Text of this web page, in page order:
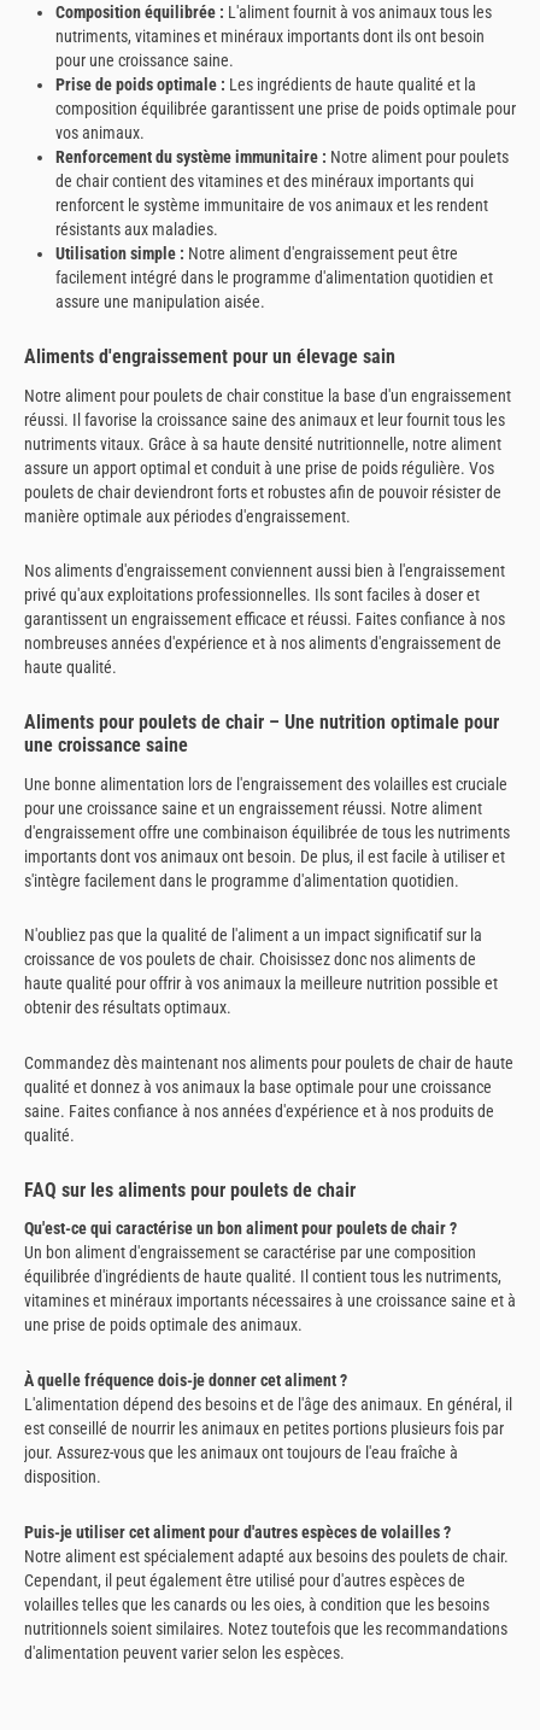
Composition équilibrée : L'aliment fournit à vos animaux tous les
nutriments, vitamines et minéraux importants dont ils ont besoin
pour une croissance saine.
Prise de poids optimale : Les ingrédients de haute qualité et la
composition équilibrée garantissent une prise de poids optimale pour
vos animaux.
Renforcement du système immunitaire : Notre aliment pour poulets
de chair contient des vitamines et des minéraux importants qui
renforcent le système immunitaire de vos animaux et les rendent
résistants aux maladies.
Utilisation simple : Notre aliment d'engraissement peut être
facilement intégré dans le programme d'alimentation quotidien et
assure une manipulation aisée.
Aliments d'engraissement pour un élevage sain
Notre aliment pour poulets de chair constitue la base d'un engraissement
réussi. Il favorise la croissance saine des animaux et leur fournit tous les
nutriments vitaux. Grâce à sa haute densité nutritionnelle, notre aliment
assure un apport optimal et conduit à une prise de poids régulière. Vos
poulets de chair deviendront forts et robustes afin de pouvoir résister de
manière optimale aux périodes d'engraissement.
Nos aliments d'engraissement conviennent aussi bien à l'engraissement
privé qu'aux exploitations professionnelles. Ils sont faciles à doser et
garantissent un engraissement efficace et réussi. Faites confiance à nos
nombreuses années d'expérience et à nos aliments d'engraissement de
haute qualité.
Aliments pour poulets de chair – Une nutrition optimale pour
une croissance saine
Une bonne alimentation lors de l'engraissement des volailles est cruciale
pour une croissance saine et un engraissement réussi. Notre aliment
d'engraissement offre une combinaison équilibrée de tous les nutriments
importants dont vos animaux ont besoin. De plus, il est facile à utiliser et
s'intègre facilement dans le programme d'alimentation quotidien.
N'oubliez pas que la qualité de l'aliment a un impact significatif sur la
croissance de vos poulets de chair. Choisissez donc nos aliments de
haute qualité pour offrir à vos animaux la meilleure nutrition possible et
obtenir des résultats optimaux.
Commandez dès maintenant nos aliments pour poulets de chair de haute
qualité et donnez à vos animaux la base optimale pour une croissance
saine. Faites confiance à nos années d'expérience et à nos produits de
qualité.
FAQ sur les aliments pour poulets de chair
Qu'est-ce qui caractérise un bon aliment pour poulets de chair ?
Un bon aliment d'engraissement se caractérise par une composition
équilibrée d'ingrédients de haute qualité. Il contient tous les nutriments,
vitamines et minéraux importants nécessaires à une croissance saine et à
une prise de poids optimale des animaux.
À quelle fréquence dois-je donner cet aliment ?
L'alimentation dépend des besoins et de l'âge des animaux. En général, il
est conseillé de nourrir les animaux en petites portions plusieurs fois par
jour. Assurez-vous que les animaux ont toujours de l'eau fraîche à
disposition.
Puis-je utiliser cet aliment pour d'autres espèces de volailles ?
Notre aliment est spécialement adapté aux besoins des poulets de chair.
Cependant, il peut également être utilisé pour d'autres espèces de
volailles telles que les canards ou les oies, à condition que les besoins
nutritionnels soient similaires. Notez toutefois que les recommandations
d'alimentation peuvent varier selon les espèces.